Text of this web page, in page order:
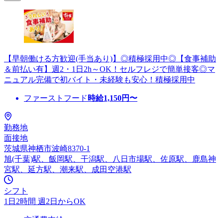
【早朝働ける方歓迎(手当あり)】◎積極採用中◎【食事補助
＆前払い有】週2・1日2h～OK！セルフレジで簡単接客◎マ
ニュアル完備で初バイト・未経験も安心！積極採用中
ファーストフード 時給1,150円〜
勤務地
面接地
茨城県神栖市波崎8370-1
旭(千葉)駅、飯岡駅、干潟駅、八日市場駅、佐原駅、鹿島神
宮駅、延方駅、潮来駅、成田空港駅
シフト
1日2時間 週2日からOK